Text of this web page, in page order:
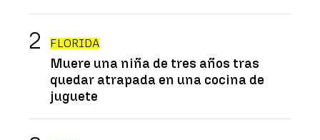
FLORIDA
Muere una niña de tres años tras
quedar atrapada en una cocina de
juguete